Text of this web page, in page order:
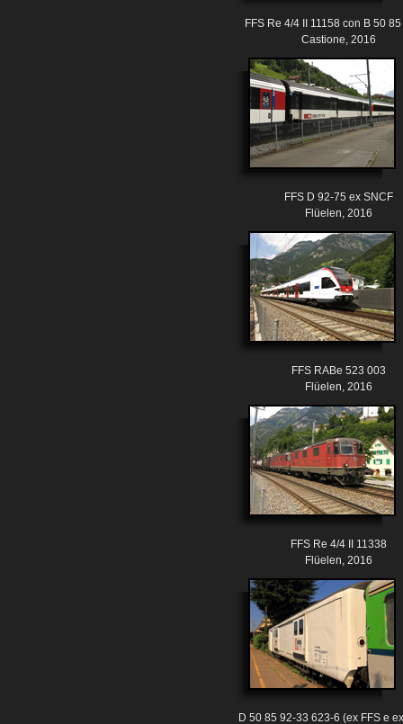
FFS Re 4/4 II 11158 con B 50
Castione, 2016
FFS D 92-75 ex SNCF
Flüelen, 2016
FFS RABe 523 003
Flüelen, 2016
FFS Re 4/4 II 11338
Flüelen, 2016
D 50 85 92-33 623-6 (ex FFS e